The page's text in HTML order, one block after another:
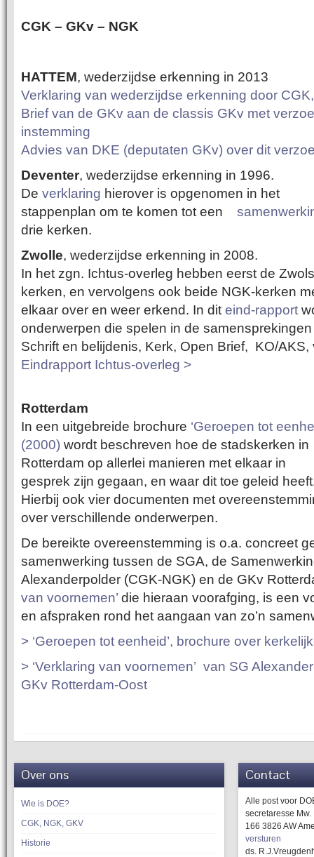
CGK – GKv – NGK
HATTEM, wederzijdse erkenning in 2013
Verklaring van wederzijdse erkenning door
Brief van de GKv aan de classis GKv met
instemming
Advies van DKE (deputaten GKv) over dit
Deventer, wederzijdse erkenning in 1996.
De verklaring hierover is opgenomen in het
stappenplan om te komen tot een
drie kerken.
Zwolle, wederzijdse erkenning in 2008.
In het zgn. Ichtus-overleg hebben eerst de
kerken, en vervolgens ook beide NGK-kerken
elkaar over en weer erkend. In dit eind-rapport
onderwerpen die spelen in de samensprekingen
Schrift en belijdenis, Kerk, Open Brief, KO/AKS,
Eindrapport Ichtus-overleg >
Rotterdam
In een uitgebreide brochure ‘Geroepen tot
(2000) wordt beschreven hoe de stadskerken in
Rotterdam op allerlei manieren met elkaar in
gesprek zijn gegaan, en waar dit toe geleid
Hierbij ook vier documenten met
over verschillende onderwerpen.
De bereikte overeenstemming is o.a. concreet
samenwerking tussen de SGA, de
Alexanderpolder (CGK-NGK) en de GKv
van voornemen’ die hieraan voorafging, is een
en afspraken rond het aangaan van zo’n
> ‘Geroepen tot eenheid’, brochure over
> ‘Verklaring van voornemen’ van SG
GKv Rotterdam-Oost
Over ons
Wie is DOE?
CGK, NGK, GKV
Historie
Contact
Alle post voor
secretaresse
166 3826 AW
versturen
ds.